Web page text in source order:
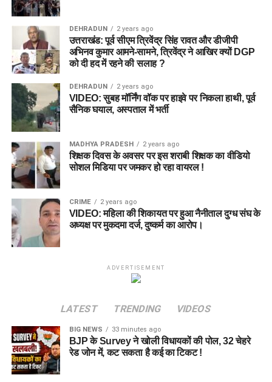
DEHRADUN 2 years ago
उत्तराखंड: पूर्व सीएम त्रिवेंद्र सिंह रावत और डीजीपी
अभिनव कुमार आमने-सामने, त्रिवेंद्र ने आखिर क्यों DGP
को दी हद में रहने की सलाह ?
DEHRADUN 2 years ago
VIDEO: सुबह मॉर्निंग वॉक पर हाइवे पर निकला हाथी, पूर्व
सैनिक घयाल, अस्पताल में भर्ती
MADHYA PRADESH 2 years ago
शिक्षक दिवस के अवसर पर इस शराबी शिक्षक का वीडियो
सोशल मिडिया पर जमकर हो रहा वायरल !
CRIME 2 years ago
VIDEO: महिला की शिकायत पर हुआ नैनीताल दुग्ध संघ के
अध्यक्ष पर मुकदमा दर्ज, दुष्कर्म का आरोप।
ADVERTISEMENT
LATEST TRENDING VIDEOS
BIG NEWS 33 minutes ago
BJP के Survey ने खोली विधायकों की पोल, 32 चेहरे
रेड जोन में, कट सकता है कई का टिकट !